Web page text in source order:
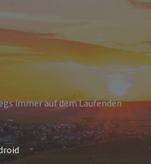
immer auf dem Laufenden